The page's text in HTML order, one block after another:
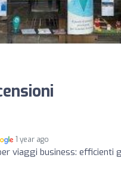
1 year ago
viaggi business: efficienti